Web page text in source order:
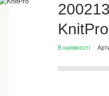
В наявності